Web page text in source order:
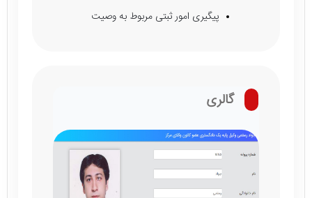
پیگیری امور ثبتی مربوط به وصیت
گالری